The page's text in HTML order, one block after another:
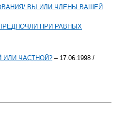
ВЫ ИЛИ ЧЛЕНЫ ВАШЕЙ
ПРИ РАВНЫХ
ИЛИ ЧАСТНОЙ? – 17.06.1998 /